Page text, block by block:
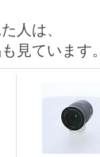
人は、
見ています。